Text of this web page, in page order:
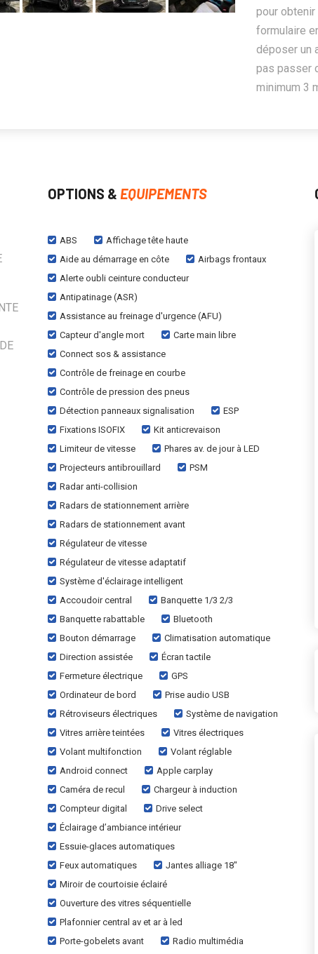
pour
formulaire
déposer un
pas passer
minimum 3
OPTIONS & EQUIPEMENTS
ABS
Affichage tête haute
Aide au démarrage en côte
Airbags frontaux
Alerte oubli ceinture conducteur
Antipatinage (ASR)
Assistance au freinage d'urgence (AFU)
Capteur d'angle mort
Carte main libre
Connect sos & assistance
Contrôle de freinage en courbe
Contrôle de pression des pneus
Détection panneaux signalisation
ESP
Fixations ISOFIX
Kit anticrevaison
Limiteur de vitesse
Phares av. de jour à LED
Projecteurs antibrouillard
PSM
Radar anti-collision
Radars de stationnement arrière
Radars de stationnement avant
Régulateur de vitesse
Régulateur de vitesse adaptatif
Système d'éclairage intelligent
Accoudoir central
Banquette 1/3 2/3
Banquette rabattable
Bluetooth
Bouton démarrage
Climatisation automatique
Direction assistée
Écran tactile
Fermeture électrique
GPS
Ordinateur de bord
Prise audio USB
Rétroviseurs électriques
Système de navigation
Vitres arrière teintées
Vitres électriques
Volant multifonction
Volant réglable
Android connect
Apple carplay
Caméra de recul
Chargeur à induction
Compteur digital
Drive select
Éclairage d’ambiance intérieur
Essuie-glaces automatiques
Feux automatiques
Jantes alliage 18"
Miroir de courtoisie éclairé
Ouverture des vitres séquentielle
Plafonnier central av et ar à led
Porte-gobelets avant
Radio multimédia